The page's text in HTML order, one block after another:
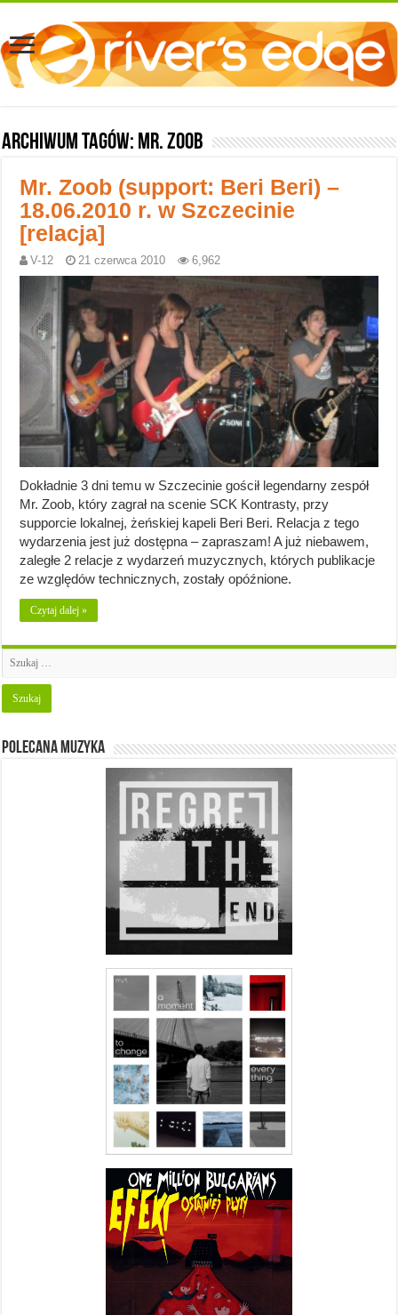
Archiwum tagów: Mr. Zoob
Mr. Zoob (support: Beri Beri) –
18.06.2010 r. w Szczecinie
[relacja]
V-12 21 czerwca 2010 6,962
Dokładnie 3 dni temu w Szczecinie gościł legendarny zespół
Mr. Zoob, który zagrał na scenie SCK Kontrasty, przy
supporcie lokalnej, żeńskiej kapeli Beri Beri. Relacja z tego
wydarzenia jest już dostępna – zapraszam! A już niebawem,
zaległe 2 relacje z wydarzeń muzycznych, których publikacje
ze względów technicznych, zostały opóźnione.
Czytaj dalej »
Polecana muzyka